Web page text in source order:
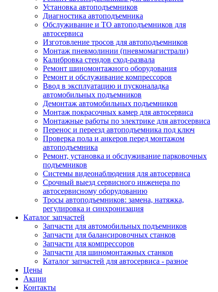
Установка автоподъемников
Диагностика автоподъемника
Обслуживание и ТО автоподъемников для
автосервиса
Изготовление тросов для автоподъемников
Монтаж пневмолинии (пневмомагистрали)
Калибровка стендов сход-развала
Ремонт шиномонтажного оборудования
Ремонт и обслуживание компрессоров
Ввод в эксплуатацию и пусконаладка
автомобильных подъемников
Демонтаж автомобильных подъемников
Монтаж покрасочных камер для автосервиса
Монтажные работы по электрике для автосервиса
Перенос и переезд автоподъемника под ключ
Проверка пола и анкеров перед монтажом
автоподъемника
Ремонт, установка и обслуживание парковочных
подъемников
Системы видеонаблюдения для автосервиса
Срочный выезд сервисного инженера по
автосервисному оборудованию
Тросы автоподъемников: замена, натяжка,
регулировка и синхронизация
Каталог запчастей
Запчасти для автомобильных подъемников
Запчасти для балансировочных станков
Запчасти для компрессоров
Запчасти для шиномонтажных станков
Каталог запчастей для автосервиса - разное
Цены
Акции
Контакты